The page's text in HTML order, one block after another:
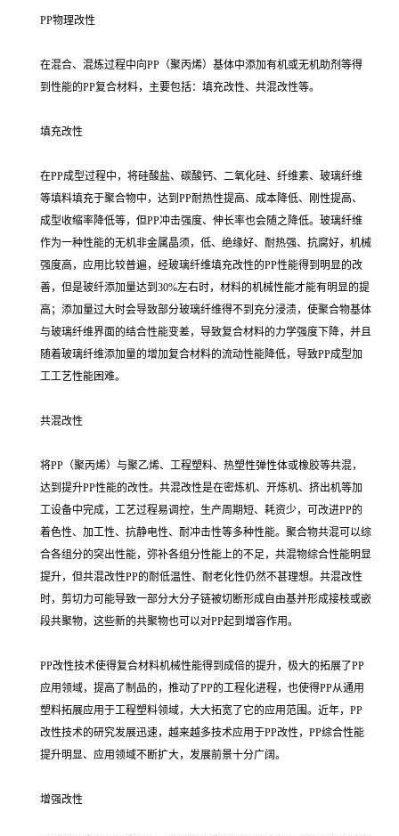
PP物理改性
在混合、混炼过程中向PP（聚丙烯）基体中添加有机或无机助剂等得
到性能的PP复合材料，主要包括：填充改性、共混改性等。
填充改性
在PP成型过程中，将硅酸盐、碳酸钙、二氧化硅、纤维素、玻璃纤维
等填料填充于聚合物中，达到PP耐热性提高、成本降低、刚性提高、
成型收缩率降低等，但PP冲击强度、伸长率也会随之降低。玻璃纤维
作为一种性能的无机非金属晶须，低、绝缘好、耐热强、抗腐好，机械
强度高，应用比较普遍，经玻璃纤维填充改性的PP性能得到明显的改
善，但是玻纤添加量达到30%左右时，材料的机械性能才能有明显的提
高；添加量过大时会导致部分玻璃纤维得不到充分浸渍，使聚合物基体
与玻璃纤维界面的结合性能变差，导致复合材料的力学强度下降，并且
随着玻璃纤维添加量的增加复合材料的流动性能降低，导致PP成型加
工工艺性能困难。
共混改性
将PP（聚丙烯）与聚乙烯、工程塑料、热塑性弹性体或橡胶等共混，
达到提升PP性能的改性。共混改性是在密炼机、开炼机、挤出机等加
工设备中完成，工艺过程易调控，生产周期短、耗资少，可改进PP的
着色性、加工性、抗静电性、耐冲击性等多种性能。聚合物共混可以综
合各组分的突出性能，弥补各组分性能上的不足，共混物综合性能明显
提升，但共混改性PP的耐低温性、耐老化性仍然不甚理想。共混改性
时，剪切力可能导致一部分大分子链被切断形成自由基并形成接枝或嵌
段共聚物，这些新的共聚物也可以对PP起到增容作用。
PP改性技术使得复合材料机械性能得到成倍的提升，极大的拓展了PP
应用领域，提高了制品的，推动了PP的工程化进程，也使得PP从通用
塑料拓展应用于工程塑料领域，大大拓宽了它的应用范围。近年，PP
改性技术的研究发展迅速，越来越多技术应用于PP改性，PP综合性能
提升明显、应用领域不断扩大，发展前景十分广阔。
增强改性